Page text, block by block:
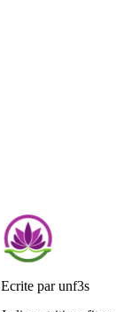
Ecrite par unf3s